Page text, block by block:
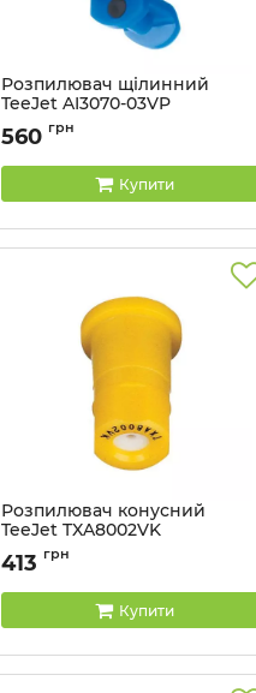
Розпилювач щілинний
TeeJet AI3070-03VP
Артикул: AI3070-03VP
560 грн
Купити
Розпилювач конусний
TeeJet TXA8002VK
Артикул: TXA8002VK
413 грн
Купити